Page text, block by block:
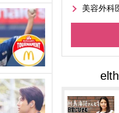
美容外科